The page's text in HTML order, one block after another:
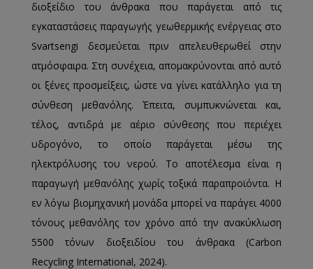
διοξείδιο του άνθρακα που παράγεται από τις
εγκαταστάσεις παραγωγής γεωθερμικής ενέργειας στο
Svartsengi δεσμεύεται πριν απελευθερωθεί στην
ατμόσφαιρα. Στη συνέχεια, απομακρύνονται από αυτό
οι ξένες προσμείξεις, ώστε να γίνει κατάλληλο για τη
σύνθεση μεθανόλης. Έπειτα, συμπυκνώνεται και,
τέλος, αντιδρά με αέριο σύνθεσης που περιέχει
υδρογόνο, το οποίο παράγεται μέσω της
ηλεκτρόλυσης του νερού. Το αποτέλεσμα είναι η
παραγωγή μεθανόλης χωρίς τοξικά παραπροϊόντα. Η
εν λόγω βιομηχανική μονάδα μπορεί να παράγει 4000
τόνους μεθανόλης τον χρόνο από την ανακύκλωση
5500 τόνων διοξειδίου του άνθρακα (Carbon
Recycling International, 2024).